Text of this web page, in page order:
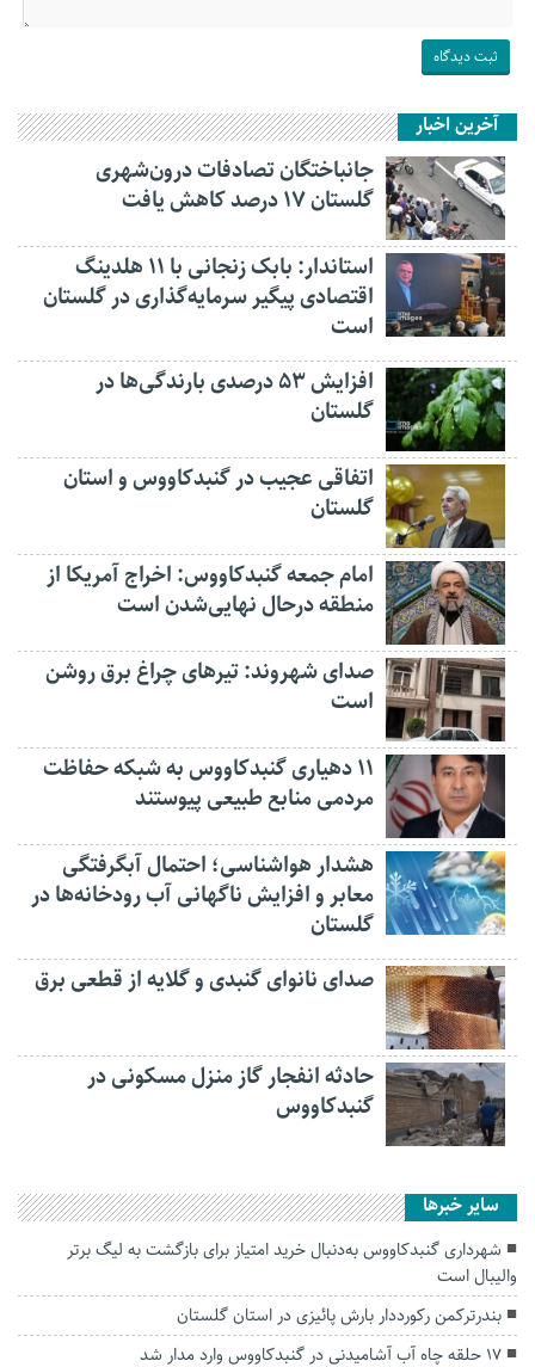
آخرین اخبار
جانباختگان تصادفات درون‌شهری
گلستان ۱۷ درصد کاهش یافت
استاندار: بابک زنجانی با ۱۱ هلدینگ
اقتصادی پیگیر سرمایه‌گذاری در گلستان
است
افزایش ۵۳ درصدی بارندگی‌ها در
گلستان
اتفاقی عجیب در‌ گنبدکاووس و استان
گلستان
امام جمعه گنبدکاووس: اخراج آمریکا از
منطقه درحال نهایی‌شدن است
صدای شهروند: تیرهای چراغ برق روشن
است
۱۱ دهیاری گنبدکاووس به شبکه حفاظت
مردمی منابع طبیعی پیوستند
هشدار هواشناسی؛ احتمال آبگرفتگی
معابر و افزایش ناگهانی آب رودخانه‌ها در
گلستان
صدای نانوای گنبدی و گلایه از قطعی برق
حادثه انفجار گاز منزل مسکونی در
گنبدکاووس
سایر خبرها
شهرداری گنبدکاووس به‌دنبال خرید امتیاز برای بازگشت به لیگ برتر
والیبال است
بندرترکمن رکورددار بارش پائیزی در استان گلستان
۱۷ حلقه چاه آب آشامیدنی در گنبدکاووس وارد مدار شد